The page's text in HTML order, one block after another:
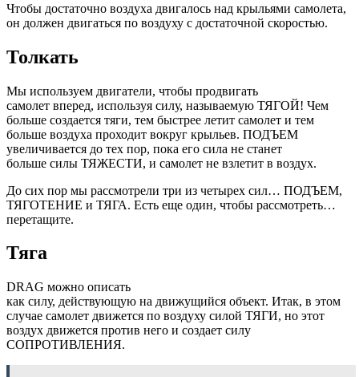
Чтобы достаточно воздуха двигалось над крыльями самолета,
он должен двигаться по воздуху с достаточной скоростью.
Толкать
Мы используем двигатели, чтобы продвигать
самолет вперед, используя силу, называемую ТЯГОЙ! Чем
больше создается тяги, тем быстрее летит самолет и тем
больше воздуха проходит вокруг крыльев. ПОДЪЕМ
увеличивается до тех пор, пока его сила не станет
больше силы ТЯЖЕСТИ, и самолет не взлетит в воздух.
До сих пор мы рассмотрели три из четырех сил… ПОДЪЕМ,
ТЯГОТЕНИЕ и ТЯГА. Есть еще один, чтобы рассмотреть…
перетащите.
Тяга
DRAG можно описать
как силу, действующую на движущийся объект. Итак, в этом
случае самолет движется по воздуху силой ТЯГИ, но этот
воздух движется против него и создает силу
СОПРОТИВЛЕНИЯ.